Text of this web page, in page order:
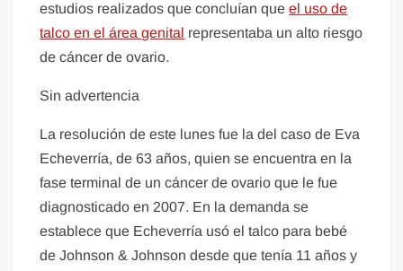
estudios realizados que concluían queel uso de
talco en el área genital representaba un alto riesgo
de cáncer de ovario.
Sin advertencia
La resolución de este lunes fue la del caso de Eva
Echeverría, de 63 años, quien se encuentra en la
fase terminal de un cáncer de ovario que le fue
diagnosticado en 2007. En la demanda se
establece que Echeverría usó el talco para bebé
de Johnson & Johnson desde que tenía 11 años y